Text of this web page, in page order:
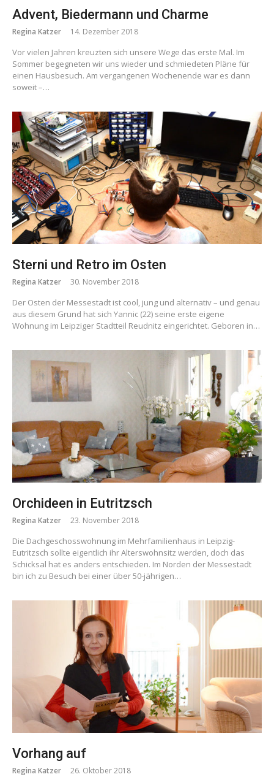
Advent, Biedermann und Charme
Regina Katzer 14. Dezember 2018
Vor vielen Jahren kreuzten sich unsere Wege das erste Mal. Im
Sommer begegneten wir uns wieder und schmiedeten Pläne für
einen Hausbesuch. Am vergangenen Wochenende war es dann
soweit –…
Sterni und Retro im Osten
Regina Katzer 30. November 2018
Der Osten der Messestadt ist cool, jung und alternativ – und genau
aus diesem Grund hat sich Yannic (22) seine erste eigene
Wohnung im Leipziger Stadtteil Reudnitz eingerichtet. Geboren in…
Orchideen in Eutritzsch
Regina Katzer 23. November 2018
Die Dachgeschosswohnung im Mehrfamilienhaus in Leipzig-
Eutritzsch sollte eigentlich ihr Alterswohnsitz werden, doch das
Schicksal hat es anders entschieden. Im Norden der Messestadt
bin ich zu Besuch bei einer über 50-jährigen…
Vorhang auf
Regina Katzer 26. Oktober 2018